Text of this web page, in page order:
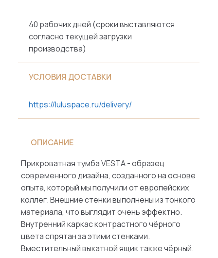
40 рабочих дней (сроки выставляются
согласно текущей загрузки
производства)
УСЛОВИЯ ДОСТАВКИ
https://luluspace.ru/delivery/
ОПИСАНИЕ
Прикроватная тумба VESTA - образец
современного дизайна, созданного на основе
опыта, который мы получили от европейских
коллег. Внешние стенки выполнены из тонкого
материала, что выглядит очень эффектно.
Внутренний каркас контрастного чёрного
цвета спрятан за этими стенками.
Вместительный выкатной ящик также чёрный.